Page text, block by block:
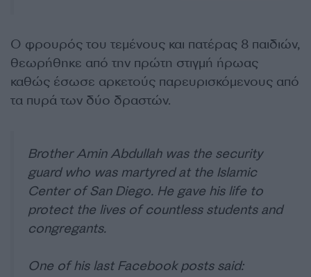
Ο φρουρός του τεμένους και πατέρας 8 παιδιών,
θεωρήθηκε από την πρώτη στιγμή ήρωας
καθώς έσωσε αρκετούς παρευρισκόμενους από
τα πυρά των δύο δραστών.
Brother Amin Abdullah was the security
guard who was martyred at the Islamic
Center of San Diego. He gave his life to
protect the lives of countless students and
congregants.
One of his last Facebook posts said: